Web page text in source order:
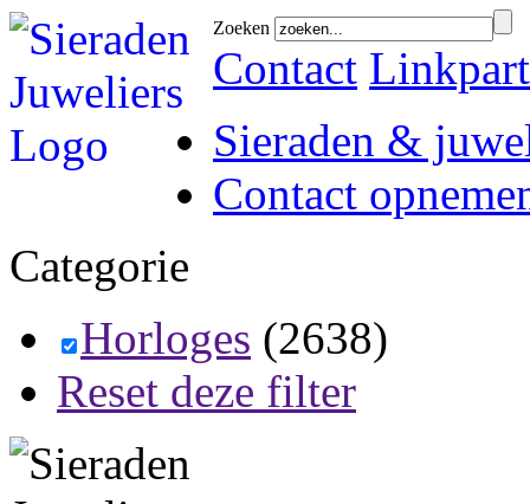
Zoeken
Contact
Sieraden &
Contact
Categorie
Horloges (2638)
Reset deze filter